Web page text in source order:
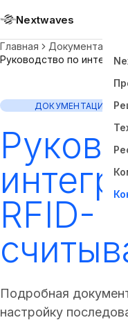
Nextwaves
Главная
Документация
Руководство по
ДОКУМЕНТАЦИЯ
RFID-
Подробная
настройку